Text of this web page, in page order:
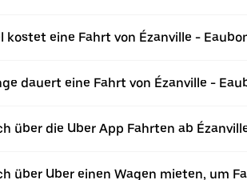
kostet eine Fahrt von Ézanville -
dauert eine Fahrt von Ézanville -
über die Uber App Fahrten ab
über Uber einen Wagen mieten, um